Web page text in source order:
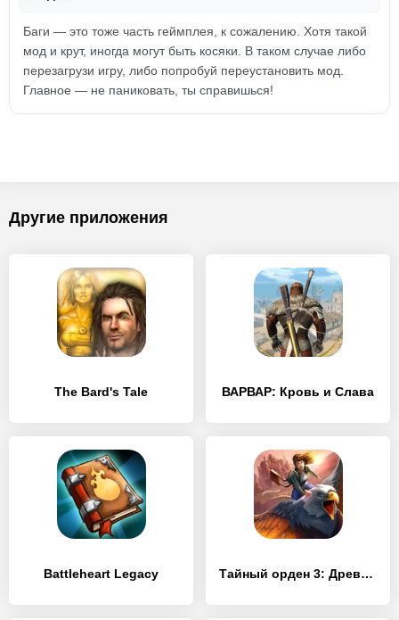
Баги — это тоже часть геймплея, к сожалению. Хотя такой
мод и крут, иногда могут быть косяки. В таком случае либо
перезагрузи игру, либо попробуй переустановить мод.
Главное — не паниковать, ты справишься!
Другие приложения
The Bard's Tale ВАРВАР: Кровь и Слава
Battleheart Legacy Тайный орден 3: Древние времена (Full)